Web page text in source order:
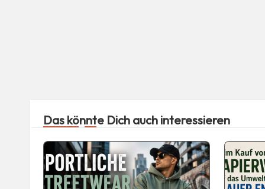
Das könnte Dich auch interessieren